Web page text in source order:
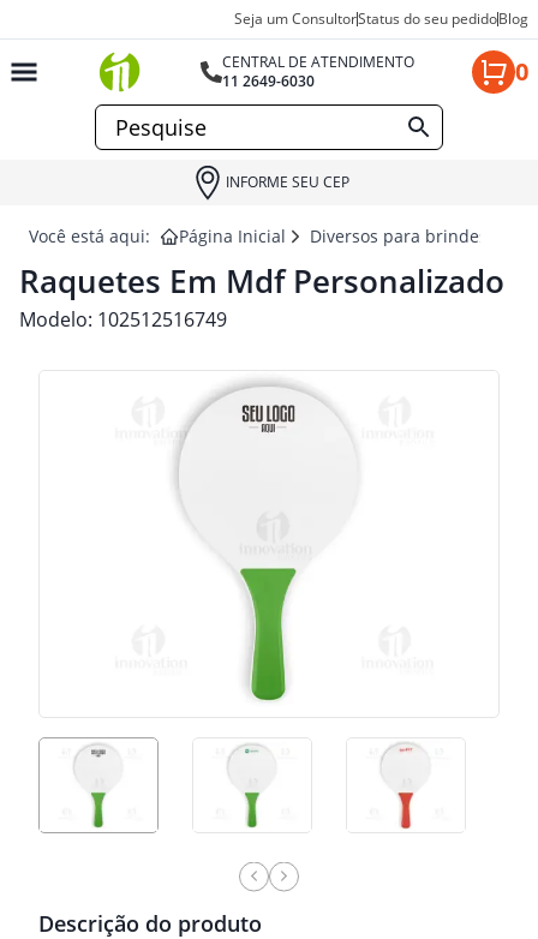
Seja um ConsultorStatus do seu pedidoBlog
CENTRAL DE ATENDIMENTO
11 2649-6030
0
INFORME SEU CEP
Você está aqui: Página Inicial Diversos para brindes
Raquetes Em Mdf Personalizado
Modelo: 102512516749
Descrição do produto